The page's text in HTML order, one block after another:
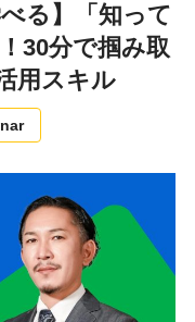
る】「知って
30分で掴み取
用スキル